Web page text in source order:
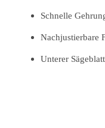
Schnelle
Nachjustierbare
Unterer